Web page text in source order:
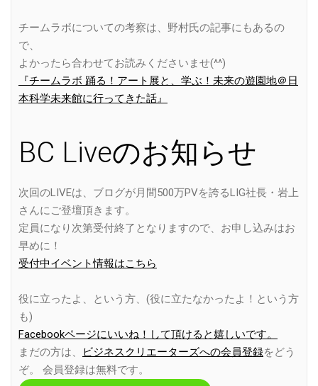
チームラボについての考察は、野村氏の記事にもあるの
で、
よかったら合わせてお読みくださいませ(^^)
『チームラボ 踊る！アート展と、学ぶ！未来の遊園地＠日
本科学未来館に行ってきた話』
BC Liveのお知らせ
次回のLIVEは、ブログが月間500万PVを誇るLIG社長・岩上
さんにご登壇頂きます。
定員になり次第受付終了となりますので、お申し込みはお
早めに！
受付中イベント情報はこちら
役に立ったよ、という方、(役に立たなかったよ！という方
も)
Facebookページにいいね！して頂けると嬉しいです。
まだの方は、
ビジネスクリエーターズへの会員登録をどう
ぞ。 会員登録は無料です。